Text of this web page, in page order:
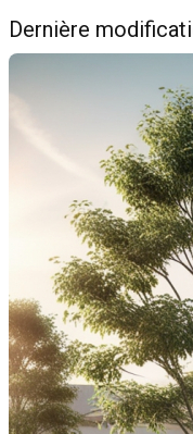
Dernière